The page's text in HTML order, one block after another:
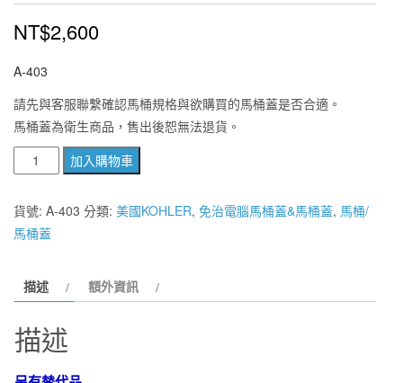
NT$2,600
A-403
請先與客服聯繫確認馬桶規格與欲購買的馬桶蓋是否合適。
馬桶蓋為衛生商品，售出後恕無法退貨。
國
KOHLER
馬
桶
K-
0
適
加入購物車
貨號: A-403 分類: 美國KOHLER, 免治電腦馬桶蓋&馬桶蓋, 馬桶/
馬桶蓋
描述 額外資訊
描述